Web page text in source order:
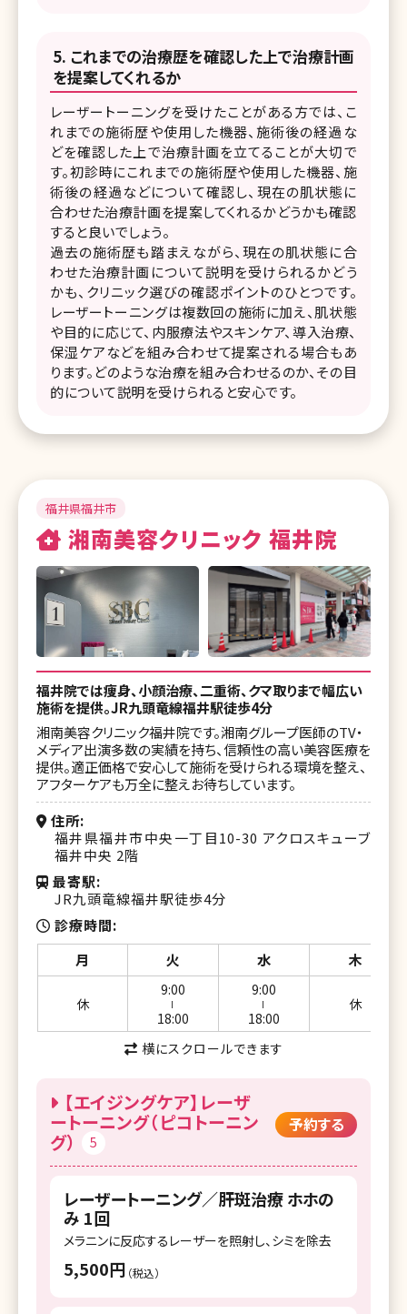
これまでの治療歴を確認した上で治療計画
を提案してくれるか
レーザートーニングを受けたことがある方では、こ
れまでの施術歴や使用した機器、施術後の経過な
どを確認した上で治療計画を立てることが大切で
す。初診時にこれまでの施術歴や使用した機器、施
術後の経過などについて確認し、現在の肌状態に
合わせた治療計画を提案してくれるかどうかも確認
すると良いでしょう。
過去の施術歴も踏まえながら、現在の肌状態に合
わせた治療計画について説明を受けられるかどう
かも、クリニック選びの確認ポイントのひとつです。
レーザートーニングは複数回の施術に加え、肌状態
や目的に応じて、内服療法やスキンケア、導入治療、
保湿ケアなどを組み合わせて提案される場合もあ
ります。どのような治療を組み合わせるのか、その目
的について説明を受けられると安心です。
福井県福井市
湘南美容クリニック 福井院
福井院では痩身、小顔治療、二重術、クマ取りまで幅広い
施術を提供。JR九頭竜線福井駅徒歩4分
湘南美容クリニック福井院です。湘南グループ医師のTV・
メディア出演多数の実績を持ち、信頼性の高い美容医療を
提供。適正価格で安心して施術を受けられる環境を整え、
アフターケアも万全に整えお待ちしています。
住所
福井県福井市中央一丁目10-30 アクロスキューブ
福井中央 2階
最寄駅
JR九頭竜線福井駅徒歩4分
診療時間
月
火 水 木
休
9:00
18:00
9:00
18:00
休
横にスクロールできます
【エイジングケア】レーザ
ートーニング（ピコトーニン
グ）
5
予約する
レーザートーニング／肝斑治療 ホホの
み 1回
メラニンに反応するレーザーを照射し、シミを除去
5,500円 （税込）